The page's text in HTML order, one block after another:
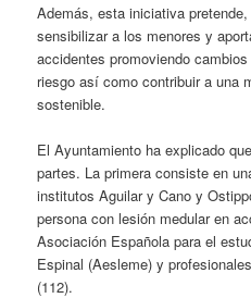
Además, esta iniciativa
sensibilizar a los menores y
accidentes promoviendo
riesgo así como contribuir a una
sostenible.
El Ayuntamiento ha explicado
partes. La primera consiste en
institutos Aguilar y Cano y
persona con lesión medular en
Asociación Española para el
Espinal (Aesleme) y
(112).